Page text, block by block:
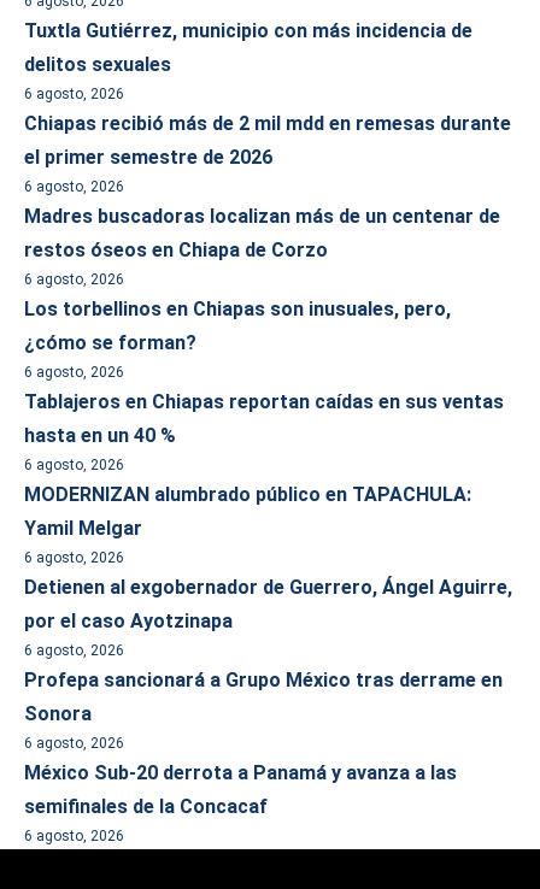
Tuxtla Gutiérrez, municipio con más incidencia de
delitos sexuales
6 agosto, 2026
Chiapas recibió más de 2 mil mdd en remesas durante
el primer semestre de 2026
6 agosto, 2026
Madres buscadoras localizan más de un centenar de
restos óseos en Chiapa de Corzo
6 agosto, 2026
Los torbellinos en Chiapas son inusuales, pero,
¿cómo se forman?
6 agosto, 2026
Tablajeros en Chiapas reportan caídas en sus ventas
hasta en un 40 %
6 agosto, 2026
MODERNIZAN alumbrado público en TAPACHULA:
Yamil Melgar
6 agosto, 2026
Detienen al exgobernador de Guerrero, Ángel Aguirre,
por el caso Ayotzinapa
6 agosto, 2026
Profepa sancionará a Grupo México tras derrame en
Sonora
6 agosto, 2026
México Sub-20 derrota a Panamá y avanza a las
semifinales de la Concacaf
6 agosto, 2026